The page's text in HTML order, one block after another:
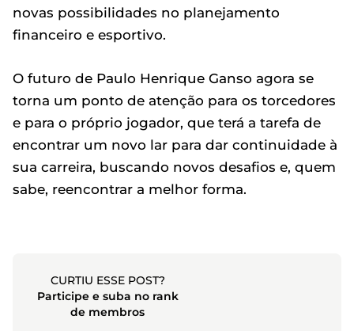
novas possibilidades no planejamento
financeiro e esportivo.
O futuro de Paulo Henrique Ganso agora se
torna um ponto de atenção para os torcedores
e para o próprio jogador, que terá a tarefa de
encontrar um novo lar para dar continuidade à
sua carreira, buscando novos desafios e, quem
sabe, reencontrar a melhor forma.
CURTIU ESSE POST?
Participe e suba no rank
de membros